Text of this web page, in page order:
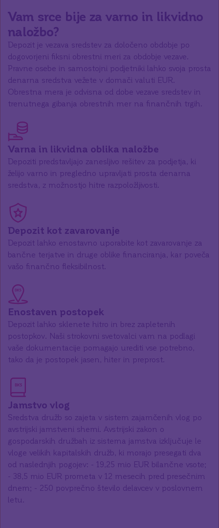
Vam srce bije za varno in likvidno
naložbo?
Depozit je vezava sredstev za določeno obdobje po
dogovorjeni fiksni obrestni meri za obdobje vezave.
Pravne osebe in samostojni podjetniki lahko svoja prosta
denarna sredstva vežete v domači valuti EUR.
Obrestna mera je odvisna od dobe vezave sredstev in
trenutnega gibanja obrestnih mer na finančnih trgih.
Varna in likvidna oblika naložbe
Depoziti predstavljajo zanesljivo rešitev za podjetja, ki
želijo varno in pregledno upravljati prosta denarna
sredstva, z možnostjo hitre razpoložljivosti.
Depozit kot zavarovanje
Depozit lahko enostavno uporabite kot zavarovanje za
bančne terjatve in druge oblike financiranja, kar poveča
vašo finančno fleksibilnost.
Enostaven postopek
Depozit lahko sklenete hitro in brez zapletenih
postopkov. Naši strokovni svetovalci vam na podlagi
vaše dokumentacije pomagajo urediti vse potrebno,
tako da je postopek jasen, hiter in preprost.
Jamstvo vlog
Sredstva družb so zajeta v sistem zajamčenih vlog po
avstrijski jamstveni shemi. Avstrijski zakon o
gospodarskih družbah iz sistema jamstva izključuje le
vloge velikih kapitalskih družb, ki morajo presegati dva
od naslednjih pogojev: - 19,25 mio EUR bilančne vsote;
- 38,5 mio EUR prometa v 12 mesecih pred presečnim
dnem; - 250 povprečno število delavcev v poslovnem
letu.